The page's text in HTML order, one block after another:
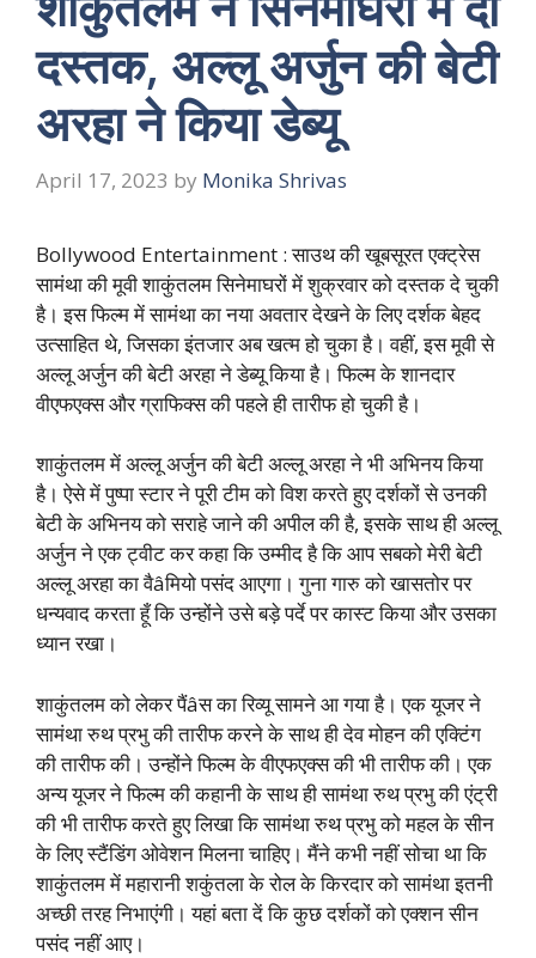
दस्तक, अल्लू अर्जुन की बेटी
अरहा ने किया डेब्यू
April 17, 2023 by Monika Shrivas
Bollywood Entertainment : साउथ की खूबसूरत एक्ट्रेस
सामंथा की मूवी शाकुंतलम सिनेमाघरों में शुक्रवार को दस्तक दे चुकी
है। इस फिल्म में सामंथा का नया अवतार देखने के लिए दर्शक बेहद
उत्साहित थे, जिसका इंतजार अब खत्म हो चुका है। वहीं, इस मूवी से
अल्लू अर्जुन की बेटी अरहा ने डेब्यू किया है। फिल्म के शानदार
वीएफएक्स और ग्राफिक्स की पहले ही तारीफ हो चुकी है।
शाकुंतलम में अल्लू अर्जुन की बेटी अल्लू अरहा ने भी अभिनय किया
है। ऐसे में पुष्पा स्टार ने पूरी टीम को विश करते हुए दर्शकों से उनकी
बेटी के अभिनय को सराहे जाने की अपील की है, इसके साथ ही अल्लू
अर्जुन ने एक ट्वीट कर कहा कि उम्मीद है कि आप सबको मेरी बेटी
अल्लू अरहा का वैâमियो पसंद आएगा। गुना गारु को खासतोर पर
धन्यवाद करता हूँ कि उन्होंने उसे बड़े पर्दे पर कास्ट किया और उसका
ध्यान रखा।
शाकुंतलम को लेकर पैंâस का रिव्यू सामने आ गया है। एक यूजर ने
सामंथा रुथ प्रभु की तारीफ करने के साथ ही देव मोहन की एक्टिंग
की तारीफ की। उन्होंने फिल्म के वीएफएक्स की भी तारीफ की। एक
अन्य यूजर ने फिल्म की कहानी के साथ ही सामंथा रुथ प्रभु की एंट्री
की भी तारीफ करते हुए लिखा कि सामंथा रुथ प्रभु को महल के सीन
के लिए स्टैंडिंग ओवेशन मिलना चाहिए। मैंने कभी नहीं सोचा था कि
शाकुंतलम में महारानी शकुंतला के रोल के किरदार को सामंथा इतनी
अच्छी तरह निभाएंगी। यहां बता दें कि कुछ दर्शकों को एक्शन सीन
पसंद नहीं आए।